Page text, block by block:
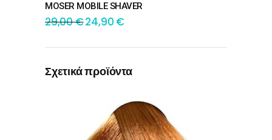
MOSER MOBILE SHAVER
29,00€24,90 €
Σχετικά προϊόντα